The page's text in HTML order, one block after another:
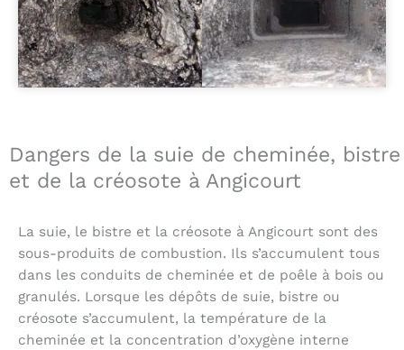
Dangers de la suie de cheminée, bistre
et de la créosote à Angicourt
La suie, le bistre et la créosote à Angicourt sont des
sous-produits de combustion. Ils s’accumulent tous
dans les conduits de cheminée et de poêle à bois ou
granulés. Lorsque les dépôts de suie, bistre ou
créosote s’accumulent, la température de la
cheminée et la concentration d’oxygène interne